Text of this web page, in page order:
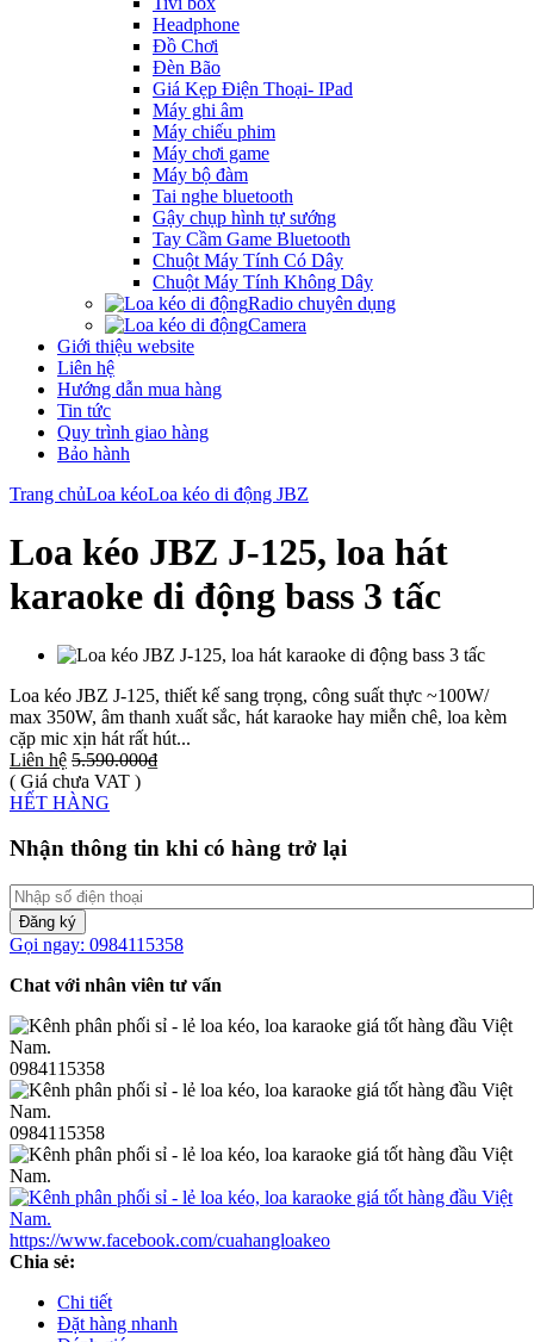
Headphone
Đồ Chơi
Đèn Bão
Giá Kẹp Điện Thoại- IPad
Máy ghi âm
Máy chiếu phim
Máy chơi game
Máy bộ đàm
Tai nghe bluetooth
Gậy chụp hình tự sướng
Tay Cầm Game Bluetooth
Chuột Máy Tính Có Dây
Chuột Máy Tính Không Dây
Radio chuyên dụng
Camera
Giới thiệu website
Liên hệ
Hướng dẫn mua hàng
Tin tức
Quy trình giao hàng
Bảo hành
Trang chủLoa kéoLoa kéo di động JBZ
Loa kéo JBZ J-125, loa hát
karaoke di động bass 3 tấc
Loa kéo JBZ J-125, thiết kế sang trọng, công suất thực ~100W/
max 350W, âm thanh xuất sắc, hát karaoke hay miễn chê, loa kèm
cặp mic xịn hát rất hút...
Liên hệ 5.590.000₫
( Giá chưa VAT )
HẾT HÀNG
Nhận thông tin khi có hàng trở lại
Đăng ký
Gọi ngay: 0984115358
Chat với nhân viên tư vấn
0984115358
0984115358
https://www.facebook.com/cuahangloakeo
Chia sẻ:
Chi tiết
Đặt hàng nhanh